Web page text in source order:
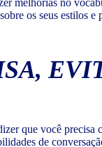
melhorias no
os seus estilos
que você precisa
de